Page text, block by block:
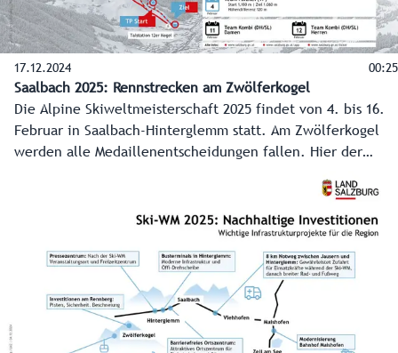
17.12.2024 00:25
Saalbach 2025: Rennstrecken am Zwölferkogel
Die Alpine Skiweltmeisterschaft 2025 findet von 4. bis 16.
Februar in Saalbach-Hinterglemm statt. Am Zwölferkogel
werden alle Medaillenentscheidungen fallen. Hier der